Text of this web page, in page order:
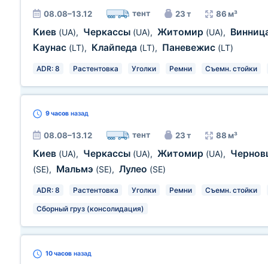
08.08–13.12 тент 23 т 86 м³
Киев (UA), Черкассы (UA), Житомир (UA),
Каунас (LT), Клайпеда (LT), Паневежис (LT)
ADR: 8 Растентовка Уголки Ремни Съемн. стойки
9 часов назад
08.08–13.12 тент 23 т 88 м³
Киев (UA), Черкассы (UA), Житомир (UA),
(SE), Мальмэ (SE), Лулео (SE)
ADR: 8 Растентовка Уголки Ремни Съемн. стойки
Сборный груз (консолидация)
10 часов назад